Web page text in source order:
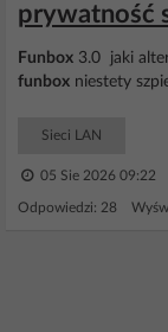
prywatność
Funbox 3.0 jaki
funbox niestety
Sieci LAN
05 Sie 2026 09:22
Odpowiedzi: 28